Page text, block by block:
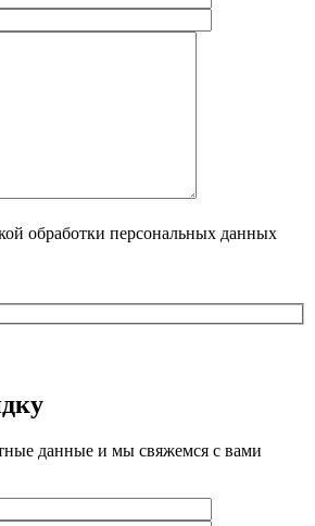
обработки персональных данных
данные и мы свяжемся с вами